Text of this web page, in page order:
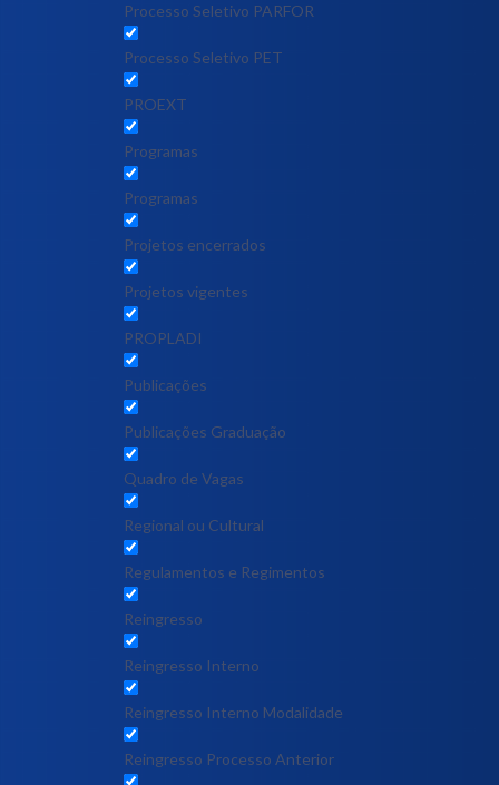
Processo Seletivo PARFOR
Processo Seletivo PET
PROEXT
Programas
Programas
Projetos encerrados
Projetos vigentes
PROPLADI
Publicações
Publicações Graduação
Quadro de Vagas
Regional ou Cultural
Regulamentos e Regimentos
Reingresso
Reingresso Interno
Reingresso Interno Modalidade
Reingresso Processo Anterior